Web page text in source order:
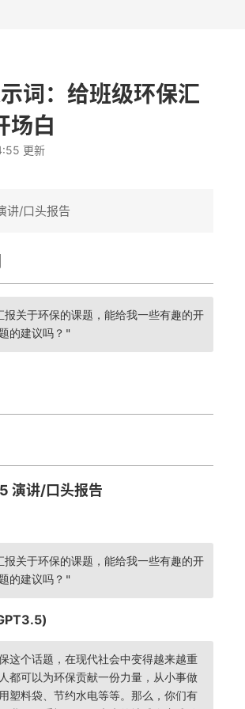
词：给班级环保汇
场白
更新
讲/口头报告
报关于环保的课题，能给我一些有趣的开
的建议吗？"
演讲/口头报告
报关于环保的课题，能给我一些有趣的开
的建议吗？"
这个话题，在现代社会中变得越来越重
都可以为环保贡献一份力量，从小事做
塑料袋、节约水电等等。那么，你们有